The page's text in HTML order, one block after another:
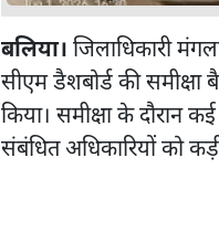
बलिया। जिलाधिकारी
सीएम डैशबोर्ड की समीक्षा
किया। समीक्षा के दौरान
संबंधित अधिकारियों को